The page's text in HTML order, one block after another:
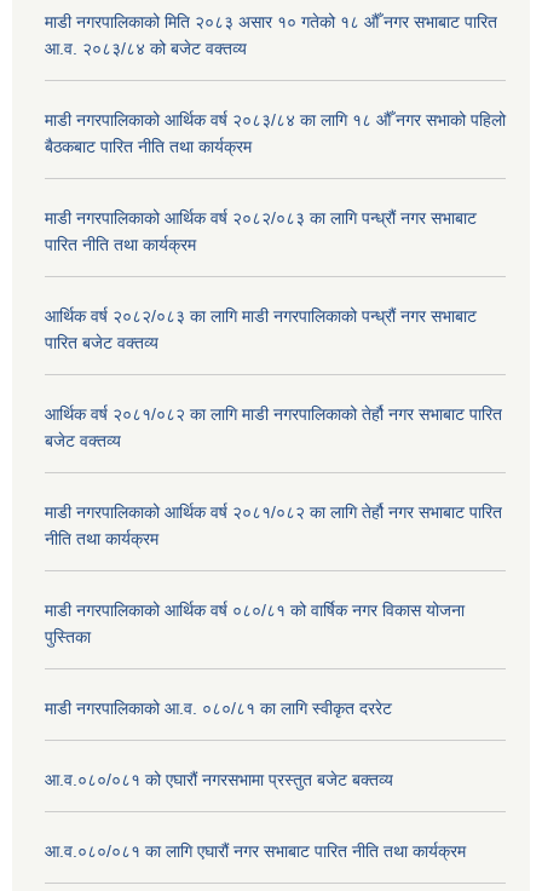
माडी नगरपालिकाको मिति २०८३ असार १० गतेको १८ औँ नगर सभाबाट पारित
आ.व. २०८३/८४ को बजेट वक्तव्य
माडी नगरपालिकाको आर्थिक वर्ष २०८३/८४ का लागि १८ औँ नगर सभाको पहिलो
बैठकबाट पारित नीति तथा कार्यक्रम
माडी नगरपालिकाको आर्थिक वर्ष २०८२/०८३ का लागि पन्ध्रौं नगर सभाबाट
पारित नीति तथा कार्यक्रम
आर्थिक वर्ष २०८२/०८३ का लागि माडी नगरपालिकाको पन्ध्रौं नगर सभाबाट
पारित बजेट वक्तव्य
आर्थिक वर्ष २०८१/०८२ का लागि माडी नगरपालिकाको तेर्हौ नगर सभाबाट पारित
बजेट वक्तव्य
माडी नगरपालिकाको आर्थिक वर्ष २०८१/०८२ का लागि तेर्हौ नगर सभाबाट पारित
नीति तथा कार्यक्रम
माडी नगरपालिकाको आर्थिक वर्ष ०८०/८१ को वार्षिक नगर विकास योजना
पुस्तिका
माडी नगरपालिकाको आ.व. ०८०/८१ का लागि स्वीकृत दररेट
आ.व.०८०/०८१ को एघारौं नगरसभामा प्रस्तुत बजेट बक्तव्य
आ.व.०८०/०८१ का लागि एघारौं नगर सभाबाट पारित नीति तथा कार्यक्रम